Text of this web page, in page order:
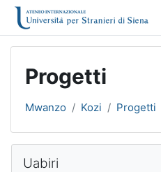
Ruka hadi kwa yaliyomo
Progetti
Mwanzo Kozi Progetti
Blocks
Uabiri